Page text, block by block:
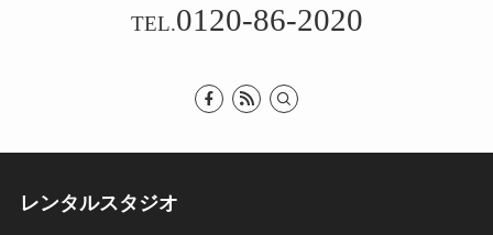
TEL.0120-86-2020
レンタルスタジオ